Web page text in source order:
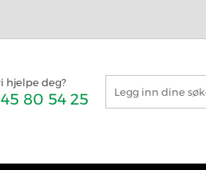
hjelpe deg?
45 80 54 25